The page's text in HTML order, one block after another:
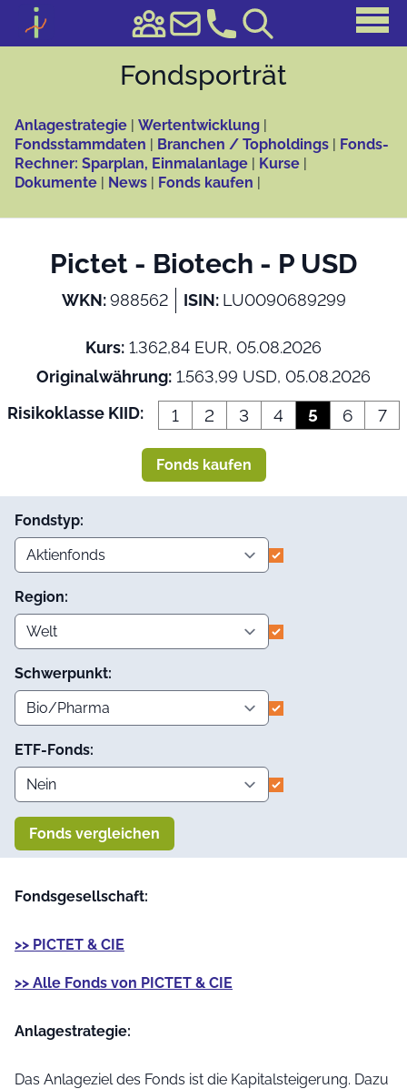
Fonds­porträt
Anlagestrategie | Wertentwicklung |
Fondsstammdaten | Branchen / Topholdings | Fonds-
Rechner: Sparplan, Einmalanlage | Kurse |
Dokumente | News | Fonds kaufen |
Pictet - Biotech - P USD
WKN:988562 ISIN: LU0090689299
Kurs: 1.362,84 EUR, 05.08.2026
Originalwährung: 1.563,99 USD, 05.08.2026
Risikoklasse KIID:
1 2 3 4 5 6 7
Fonds kaufen
Fondstyp:
Region:
Schwerpunkt:
ETF-Fonds:
Fonds vergleichen
Fondsgesellschaft:
>> PICTET & CIE
>> Alle Fonds von PICTET & CIE
Anlage­strategie:
Das Anlageziel des Fonds ist die Kapitalsteigerung. Dazu